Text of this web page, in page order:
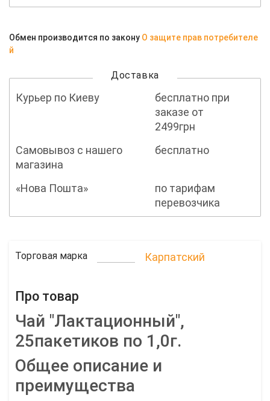
Обмен производится по закону О защите прав потребителе
й
Доставка
Курьер по Киеву
бесплатно при
заказе от
2499грн
Самовывоз с нашего
магазина
бесплатно
«Нова Пошта»
по тарифам
перевозчика
Торговая марка Карпатский
Про товар
Чай "Лактационный",
25пакетиков по 1,0г.
Общее описание и
преимущества